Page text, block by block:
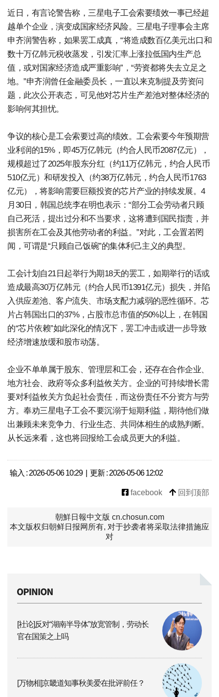
近日，有言论警告称，三星电子工会索要绩效一事已经超
越单个企业，演变成国家经济风险。三星电子理事会主席
申齐润警告称，如果罢工成真，“将造成数百亿美元出口和
数十万亿韩元税收蒸发，引发汇率上涨拉低国内生产总
值，或对国家经济造成严重影响”，“劳资都将失去立足之
地。”申齐润曾任金融委员长，一直以来克制提及劳资问
题，此次公开表态，可见他对芯片生产差池对整体经济的
影响何其担忧。
争议的核心是工会索要过高的绩效。工会索要今年预期营
业利润的15%，即45万亿韩元（约合人民币2087亿元），
规模超过了2025年股东分红（约11万亿韩元，约合人民币
510亿元）和研发投入（约38万亿韩元，约合人民币1763
亿元），将影响需要巨额投资的芯片产业的持续发展。4
月30日，韩国总统李在明也表示：“部分工会劳动者只顾
自己死活，提出过分和不当要求，这将遭到国民指责，并
损害所在工会及其他劳动者的利益。”对此，工会置若罔
闻，可谓是“只顾自己饭碗”的集体利己主义的典型。
工会计划自21日起举行为期18天的罢工，如期举行的话或
造成最高30万亿韩元（约合人民币1391亿元）损失，并陷
入供应差池、客户流失、市场支配力减弱的恶性循环。芯
片占韩国出口的37%，占股市总市值的50%以上，在韩国
的“芯片依赖”如此深化的情况下，罢工冲击或进一步导致
经济增速放缓和股市动荡。
企业不单单属于股东、管理层和工会，还存在合作企业、
地方社会、政府等众多利益攸关方。企业的可持续增长需
要对利益攸关方负起社会责任，而这份责任不分资方与劳
方。奉劝三星电子工会不要沉溺于短期利益，期待他们做
出兼顾未来竞争力、行业生态、共同体相生的成熟判断。
从长远来看，这也将回报给工会成员更大的利益。
输入 : 2026-05-06 10:29 | 更新 : 2026-05-06 12:02
facebook 回到顶部
朝鮮日報中文版 cn.chosun.com
本文版权归朝鲜日报网所有, 对于抄袭者将采取法律措施应
对
[社论]反对“湖南半导体”放宽管制，劳动长
官在国策之上吗
[万物相]京畿道知事秋美爱在批评前任？